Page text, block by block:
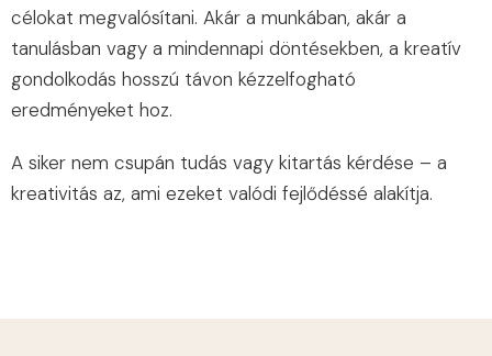
célokat megvalósítani. Akár a munkában, akár a
tanulásban vagy a mindennapi döntésekben, a kreatív
gondolkodás hosszú távon kézzelfogható
eredményeket hoz.
A siker nem csupán tudás vagy kitartás kérdése – a
kreativitás az, ami ezeket valódi fejlődéssé alakítja.